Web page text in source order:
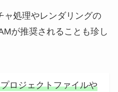
ャ処理やレンダリングの
が推奨されることも珍し
ロジェクトファイルや